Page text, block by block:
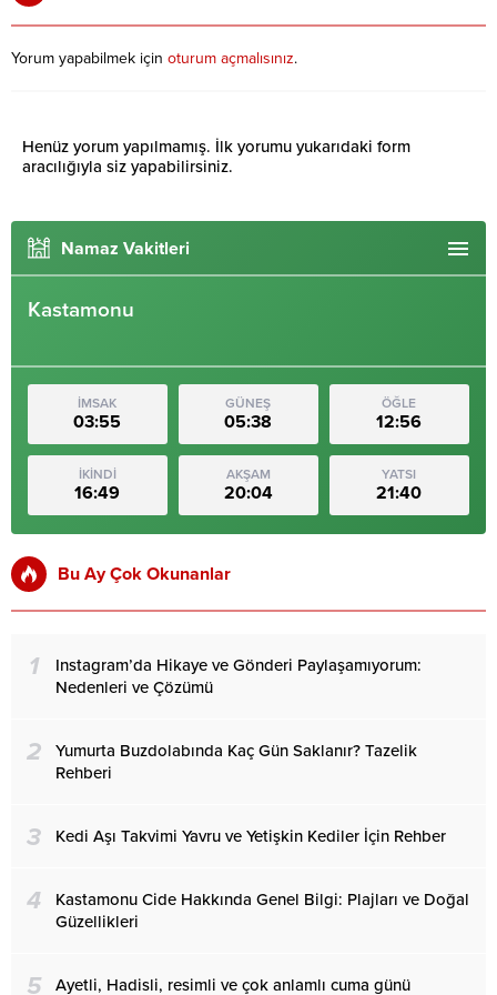
Yorum yapabilmek için oturum açmalısınız.
Henüz yorum yapılmamış. İlk yorumu yukarıdaki form
aracılığıyla siz yapabilirsiniz.
Namaz Vakitleri
Kastamonu
İMSAK
03:55
GÜNEŞ
05:38
ÖĞLE
12:56
İKİNDİ
16:49
AKŞAM
20:04
YATSI
21:40
Bu Ay Çok Okunanlar
1
Instagram’da Hikaye ve Gönderi Paylaşamıyorum:
Nedenleri ve Çözümü
2
Yumurta Buzdolabında Kaç Gün Saklanır? Tazelik
Rehberi
3 Kedi Aşı Takvimi Yavru ve Yetişkin Kediler İçin Rehber
4
Kastamonu Cide Hakkında Genel Bilgi: Plajları ve Doğal
Güzellikleri
5 Ayetli, Hadisli, resimli ve çok anlamlı cuma günü